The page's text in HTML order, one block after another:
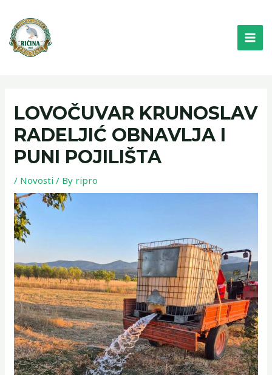
content
LOVOČUVAR KRUNOSLAV
RADELJIĆ OBNAVLJA I
PUNI POJILIŠTA
/ Novosti / By ripro